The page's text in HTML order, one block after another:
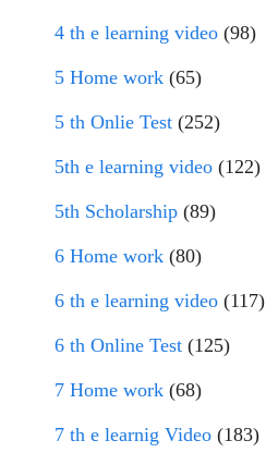
4 th e learning video (98)
5 Home work (65)
5 th Onlie Test (252)
5th e learning video (122)
5th Scholarship (89)
6 Home work (80)
6 th e learning video (117)
6 th Online Test (125)
7 Home work (68)
7 th e learnig Video (183)